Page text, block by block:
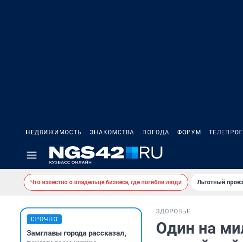
НЕДВИЖИМОСТЬ ЗНАКОМСТВА ПОГОДА ФОРУМ
Что известно о владельце бизнеса, где погибли люди Льготный
СРОЧНО
Замглавы города рассказал,
ЗДОРОВЬЕ
Один на